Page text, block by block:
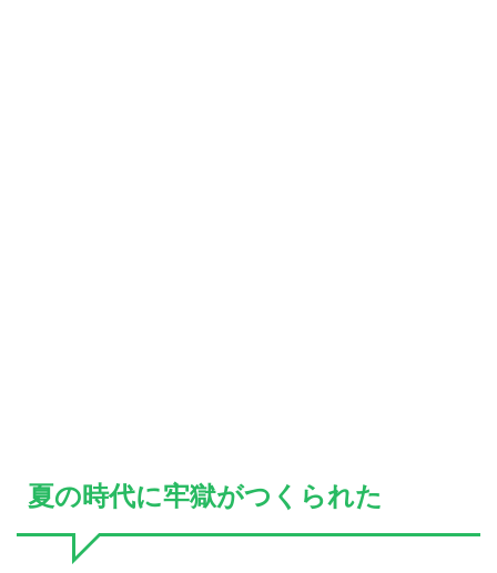
夏の時代に牢獄がつくられた